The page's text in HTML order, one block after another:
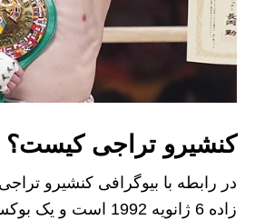
کنشیرو تراجی کیست؟
در رابطه با بیوگرافی کنشیرو تراجی
زاده 6 ژانویه 1992